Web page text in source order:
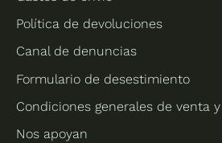
Política de devoluciones
Canal de denuncias
Formulario de desestimiento
Condiciones generales de venta
Nos apoyan